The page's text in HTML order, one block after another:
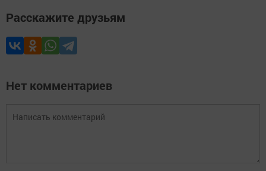
Расскажите друзьям
Нет комментариев